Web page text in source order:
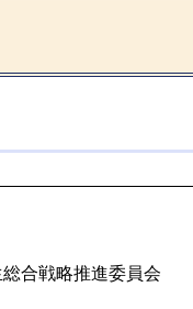
合戦略推進委員会